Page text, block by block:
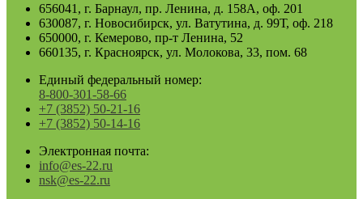
656041, г. Барнаул, пр. Ленина, д. 158А, оф. 201
630087, г. Новосибирск, ул. Ватутина, д. 99Т, оф. 218
650000, г. Кемерово, пр-т Ленина, 52
660135, г. Красноярск, ул. Молокова, 33, пом. 68
Единый федеральный номер:
8-800-301-58-66
+7 (3852) 50-21-16
+7 (3852) 50-14-16
Электронная почта:
info@es-22.ru
nsk@es-22.ru